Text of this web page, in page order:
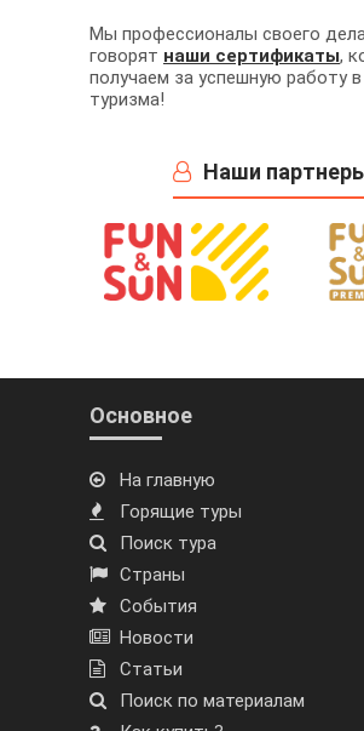
Мы профессионалы своего
говорят наши сертификаты,
получаем за успешную работу
туризма!
Наши
Основное
На главную
Горящие туры
Поиск тура
Страны
События
Новости
Статьи
Поиск по материалам